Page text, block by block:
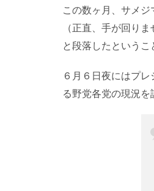
この数ヶ月、サメ
（正直、手が回り
と段落したというこ
６月６日夜にはプ
る野党各党の現況